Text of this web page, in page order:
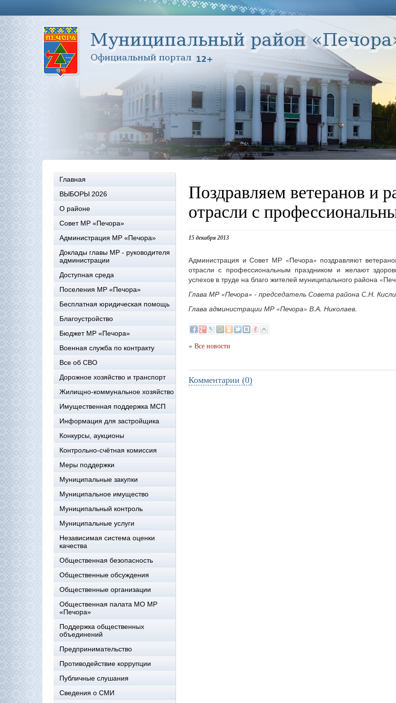
Главная
ВЫБОРЫ 2026
О районе
Совет МР «Печора»
Администрация МР «Печора»
Доклады главы МР - руководителя
администрации
Доступная среда
Поселения МР «Печора»
Бесплатная юридическая помощь
Благоустройство
Бюджет МР «Печора»
Военная служба по контракту
Все об СВО
Дорожное хозяйство и транспорт
Жилищно-коммунальное хозяйство
Имущественная поддержка МСП
Информация для застройщика
Конкурсы, аукционы
Контрольно-счётная комиссия
Меры поддержки
Муниципальные закупки
Муниципальное имущество
Муниципальный контроль
Муниципальные услуги
Независимая система оценки
качества
Общественная безопасность
Общественные обсуждения
Общественные организации
Общественная палата МО МР
«Печора»
Поддержка общественных
объединений
Предпринимательство
Противодействие коррупции
Публичные слушания
Сведения о СМИ
Поздравляем ветеранов и
отрасли с
15 декабря 2013
Администрация и Совет МР «Печора» поздравляют
отрасли с профессиональным праздником и желают
успехов в труде на благо жителей муниципального района
Глава МР «Печора» - председатель Совета района С.Н.
Глава администрации МР «Печора» В.А. Николаев.
« Все новости
Комментарии (0)